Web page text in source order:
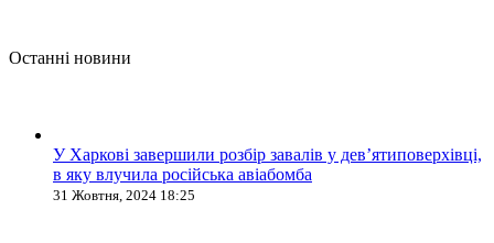
Останні новини
У Харкові завершили розбір завалів у дев’ятиповерхівці,
в яку влучила російська авіабомба
31 Жовтня, 2024 18:25